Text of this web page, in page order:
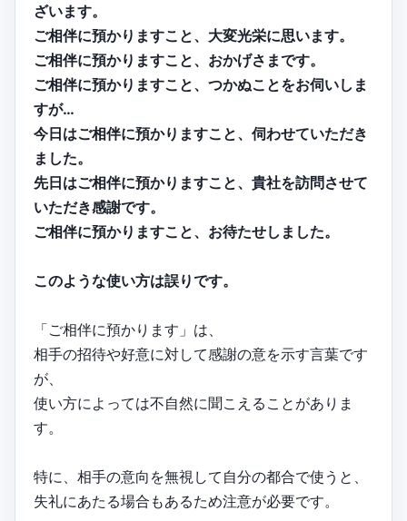
ざいます。
ご相伴に預かりますこと、大変光栄に思います。
ご相伴に預かりますこと、おかげさまです。
ご相伴に預かりますこと、つかぬことをお伺いしま
すが…
今日はご相伴に預かりますこと、伺わせていただき
ました。
先日はご相伴に預かりますこと、貴社を訪問させて
いただき感謝です。
ご相伴に預かりますこと、お待たせしました。
このような使い方は誤りです。
「ご相伴に預かります」は、
相手の招待や好意に対して感謝の意を示す言葉です
が、
使い方によっては不自然に聞こえることがありま
す。
特に、相手の意向を無視して自分の都合で使うと、
失礼にあたる場合もあるため注意が必要です。